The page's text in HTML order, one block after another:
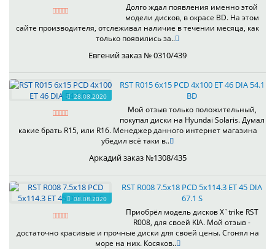
Долго ждал появления именно этой
модели дисков, в окрасе BD. На этом
сайте производителя, отслеживал наличие в течении месяца, как
только появились за..
Евгений заказ № 0310/439
28.08.2020
RST R015 6x15 PCD 4x100 ET 46 DIA 54.1
BD
Мой отзыв только положительный,
покупал диски на Hyundai Solaris. Думал
какие брать R15, или R16. Менеджер данного интернет магазина
убедил всё таки в..
Аркадий заказ №1308/435
08.08.2020
RST R008 7.5x18 PCD 5x114.3 ET 45 DIA
67.1 S
Приобрёл модель дисков X`trike RST
R008, для своей KIA. Мой отзыв -
достаточно красивые и прочные диски для своей цены. Сгонял на
море на них. Косяков..